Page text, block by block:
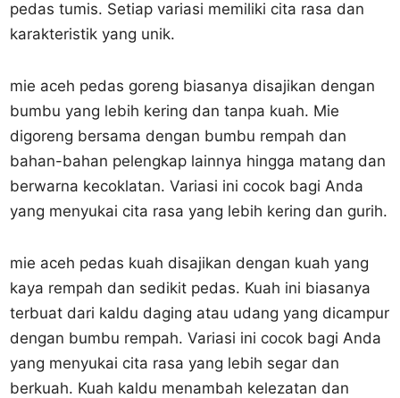
pedas tumis. Setiap variasi memiliki cita rasa dan
karakteristik yang unik.
mie aceh pedas goreng biasanya disajikan dengan
bumbu yang lebih kering dan tanpa kuah. Mie
digoreng bersama dengan bumbu rempah dan
bahan-bahan pelengkap lainnya hingga matang dan
berwarna kecoklatan. Variasi ini cocok bagi Anda
yang menyukai cita rasa yang lebih kering dan gurih.
mie aceh pedas kuah disajikan dengan kuah yang
kaya rempah dan sedikit pedas. Kuah ini biasanya
terbuat dari kaldu daging atau udang yang dicampur
dengan bumbu rempah. Variasi ini cocok bagi Anda
yang menyukai cita rasa yang lebih segar dan
berkuah. Kuah kaldu menambah kelezatan dan